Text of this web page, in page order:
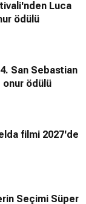
Luca
ödülü
San Sebastian
onur ödülü
filmi 2027'de
Seçimi Süper